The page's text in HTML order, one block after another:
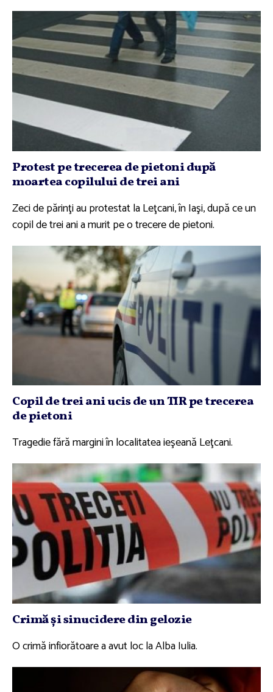
Protest pe trecerea de pietoni după
moartea copilului de trei ani
Zeci de părinţi au protestat la Leţcani, în Iaşi, după ce un
copil de trei ani a murit pe o trecere de pietoni.
Copil de trei ani ucis de un TIR pe trecerea
de pietoni
Tragedie fără margini în localitatea ieşeană Leţcani.
Crimă şi sinucidere din gelozie
O crimă infiorătoare a avut loc la Alba Iulia.